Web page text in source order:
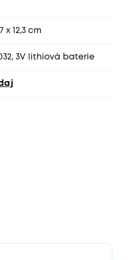
x 12,3 cm
3V lithiová baterie